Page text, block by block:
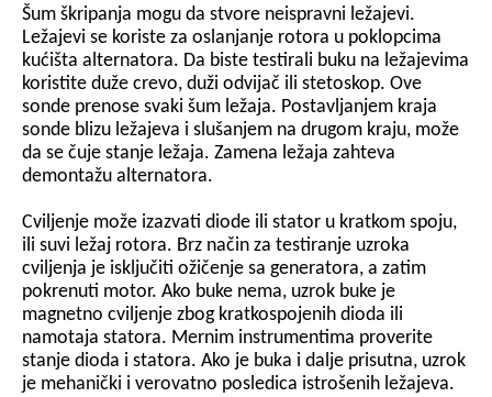
Šum škripanja mogu da stvore neispravni ležajevi.
Ležajevi se koriste za oslanjanje rotora u poklopcima
kućišta alternatora. Da biste testirali buku na ležajevima
koristite duže crevo, duži odvijač ili stetoskop. Ove
sonde prenose svaki šum ležaja. Postavljanjem kraja
sonde blizu ležajeva i slušanjem na drugom kraju, može
da se čuje stanje ležaja. Zamena ležaja zahteva
demontažu alternatora.
Cviljenje može izazvati diode ili stator u kratkom spoju,
ili suvi ležaj rotora. Brz način za testiranje uzroka
cviljenja je isključiti ožičenje sa generatora, a zatim
pokrenuti motor. Ako buke nema, uzrok buke je
magnetno cviljenje zbog kratkospojenih dioda ili
namotaja statora. Mernim instrumentima proverite
stanje dioda i statora. Ako je buka i dalje prisutna, uzrok
je mehanički i verovatno posledica istrošenih ležajeva.